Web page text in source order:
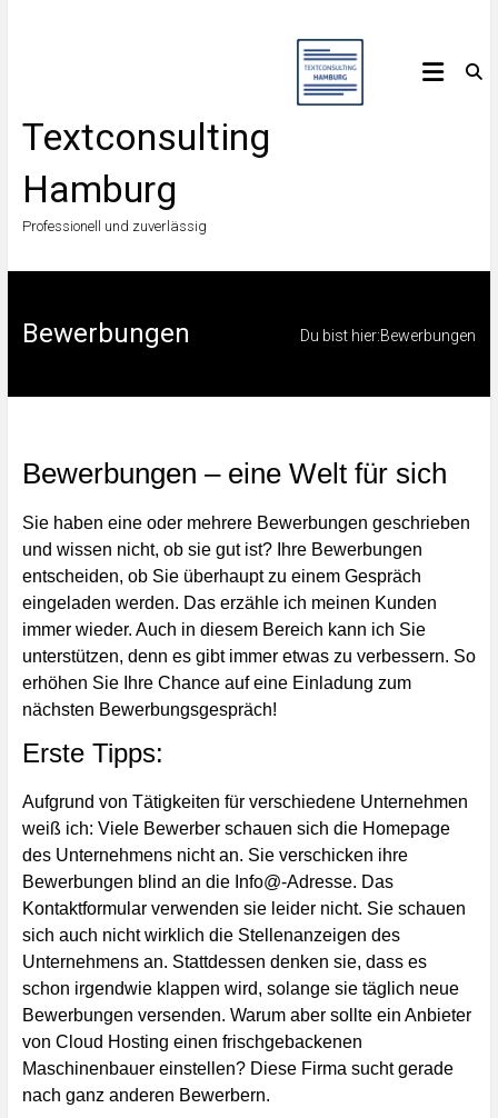
Textconsulting
Hamburg
Professionell und zuverlässig
Bewerbungen Du bist hier:Bewerbungen
Bewerbungen – eine Welt für sich
Sie haben eine oder mehrere Bewerbungen geschrieben
und wissen nicht, ob sie gut ist? Ihre Bewerbungen
entscheiden, ob Sie überhaupt zu einem Gespräch
eingeladen werden. Das erzähle ich meinen Kunden
immer wieder. Auch in diesem Bereich kann ich Sie
unterstützen, denn es gibt immer etwas zu verbessern. So
erhöhen Sie Ihre Chance auf eine Einladung zum
nächsten Bewerbungsgespräch!
Erste Tipps:
Aufgrund von Tätigkeiten für verschiedene Unternehmen
weiß ich: Viele Bewerber schauen sich die Homepage
des Unternehmens nicht an. Sie verschicken ihre
Bewerbungen blind an die Info@-Adresse. Das
Kontaktformular verwenden sie leider nicht. Sie schauen
sich auch nicht wirklich die Stellenanzeigen des
Unternehmens an. Stattdessen denken sie, dass es
schon irgendwie klappen wird, solange sie täglich neue
Bewerbungen versenden. Warum aber sollte ein Anbieter
von Cloud Hosting einen frischgebackenen
Maschinenbauer einstellen? Diese Firma sucht gerade
nach ganz anderen Bewerbern.